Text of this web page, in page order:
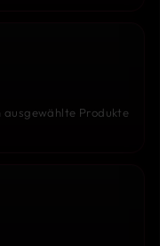
ausgewählte Produkte